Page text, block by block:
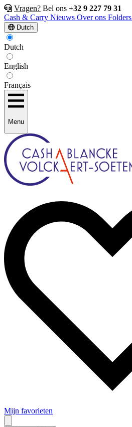
Vragen? Bel ons +32 9 227 79 31
Cash & Carry Nieuws Over ons Folders
Dutch
Dutch
English
Français
Menu
Mijn favorieten